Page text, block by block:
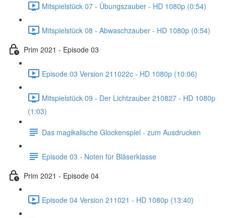
Mitspielstück 07 - Übungszauber - HD 1080p (0:54)
Mitspielstück 08 - Abwaschzauber - HD 1080p (0:54)
Prim 2021 - Episode 03
Episode 03 Version 211022c - HD 1080p (10:06)
Mitspielstück 09 - Der Lichtzauber 210827 - HD 1080p
(1:03)
Das magikalische Glockenspiel - zum Ausdrucken
Episode 03 - Noten für Bläserklasse
Prim 2021 - Episode 04
Episode 04 Version 211021 - HD 1080p (13:40)